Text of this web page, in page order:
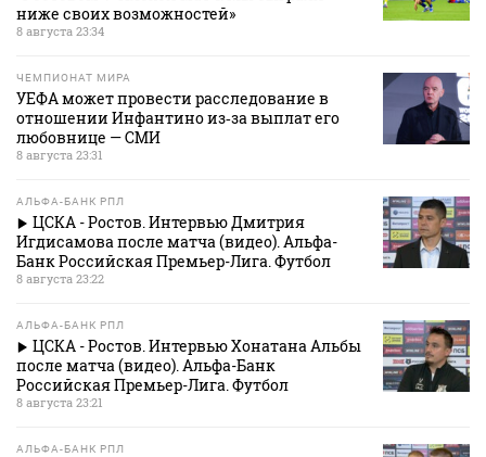
ниже своих возможностей»
8 августа 23:34
ЧЕМПИОНАТ МИРА
УЕФА может провести расследование в
отношении Инфантино из‑за выплат его
любовнице — СМИ
8 августа 23:31
АЛЬФА-БАНК РПЛ
ЦСКА - Ростов. Интервью Дмитрия
Игдисамова после матча (видео). Альфа-
Банк Российская Премьер-Лига. Футбол
8 августа 23:22
АЛЬФА-БАНК РПЛ
ЦСКА - Ростов. Интервью Хонатана Альбы
после матча (видео). Альфа-Банк
Российская Премьер-Лига. Футбол
8 августа 23:21
АЛЬФА-БАНК РПЛ